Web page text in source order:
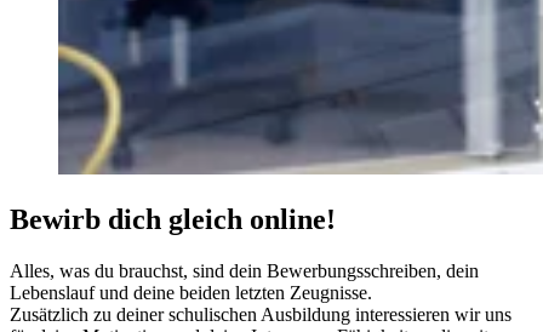
Bewirb dich gleich online!
Alles, was du brauchst, sind dein Bewerbungsschreiben, dein
Lebenslauf und deine beiden letzten Zeugnisse.
Zusätzlich zu deiner schulischen Ausbildung interessieren wir uns